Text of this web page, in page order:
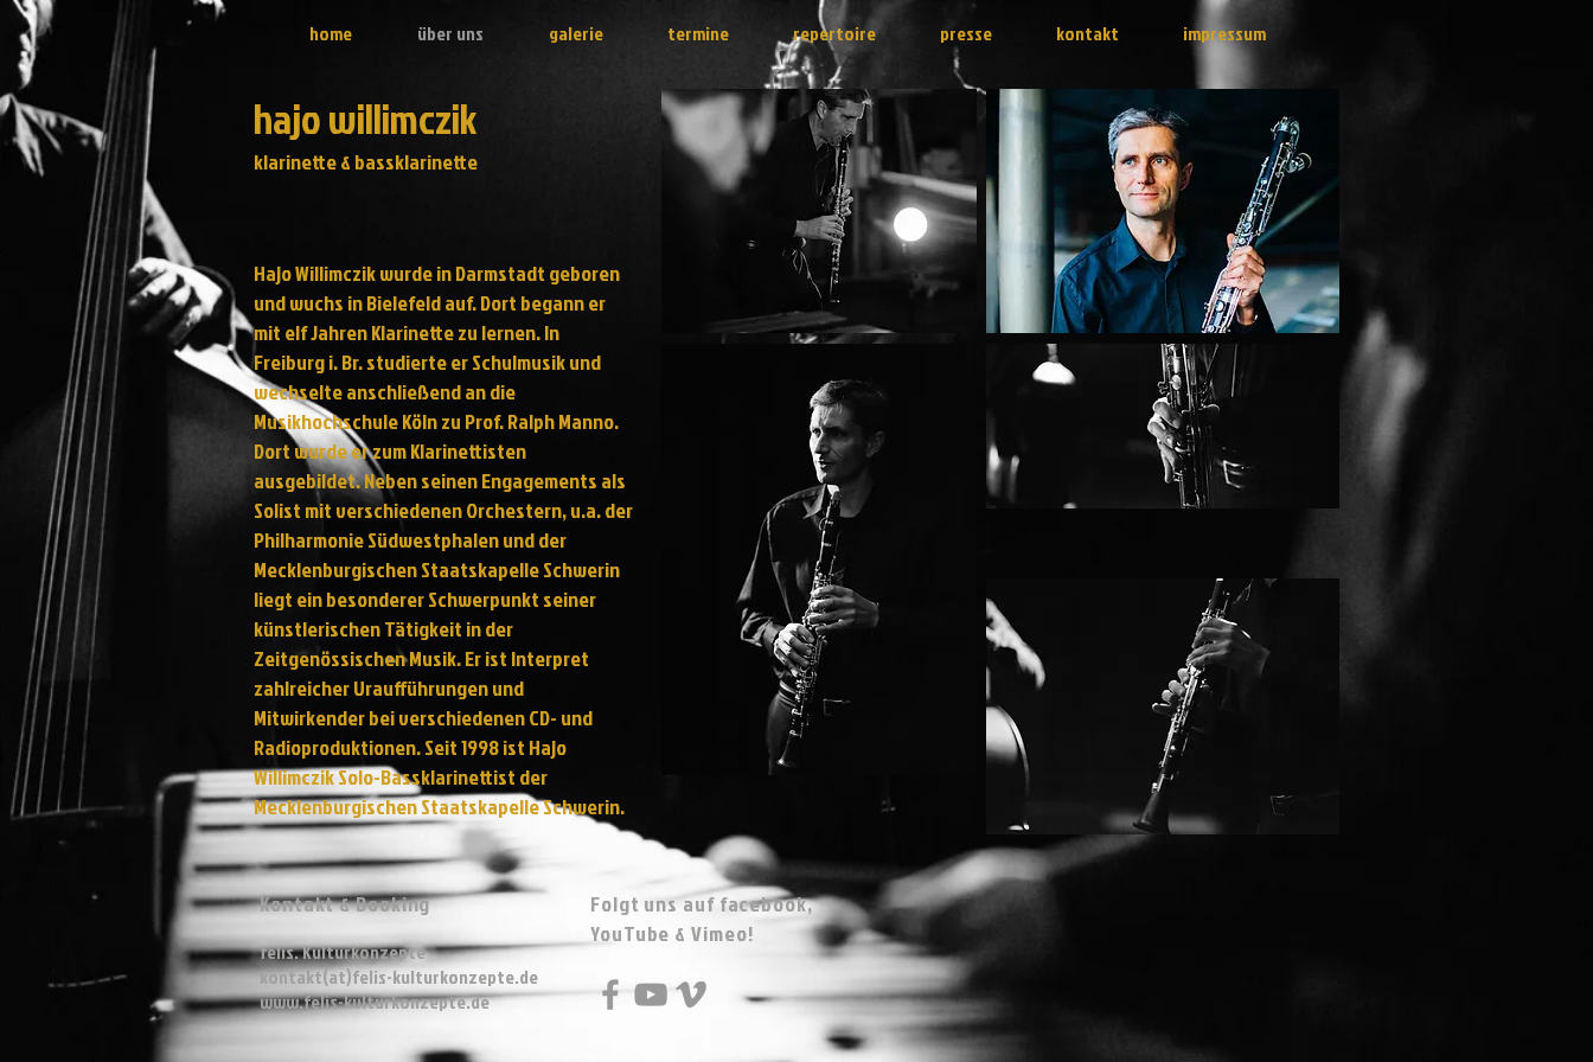
home über uns galerie termine repertoire presse kontakt impressum
hajo willimczik
klarinette & bassklarinette
Hajo Willimczik wurde in Darmstadt geboren
und wuchs in Bielefeld auf. Dort begann er
mit elf Jahren Klarinette zu lernen. In
Freiburg i. Br. studierte er Schulmusik und
wechselte anschließend an die
Musikhochschule Köln zu Prof. Ralph Manno.
Dort wurde er zum Klarinettisten
ausgebildet. Neben seinen Engagements als
Solist mit verschiedenen Orchestern, u.a. der
Philharmonie Südwestphalen und der
Mecklenburgischen Staatskapelle Schwerin
liegt ein besonderer Schwerpunkt seiner
künstlerischen Tätigkeit in der
Zeitgenössischen Musik. Er ist Interpret
zahlreicher Uraufführungen und
Mitwirkender bei verschiedenen CD- und
Radioproduktionen. Seit 1998 ist Hajo
Willimczik Solo-Bassklarinettist der
Mecklenburgischen Staatskapelle Schwerin.
Kontakt & Booking
felis. Kulturkonzepte
kontakt(at)felis-kulturkonzepte.de
www.felis-kulturkonzepte.de
Folgt uns auf facebook,
YouTube & Vimeo!